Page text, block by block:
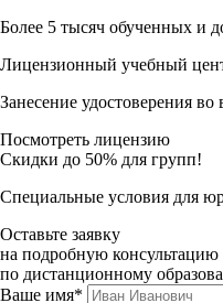
Более 5 тысяч обученных и
Лицензионный учебный
Занесение удостоверения
Посмотреть лицензию
Скидки до 50% для групп!
Специальные условия для
Оставьте заявку
на подробную консультацию
по дистанционному
Ваше имя*